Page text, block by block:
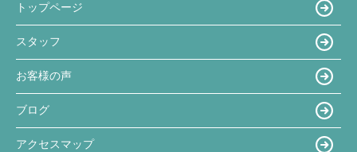
トップページ
スタッフ
お客様の声
ブログ
アクセスマップ